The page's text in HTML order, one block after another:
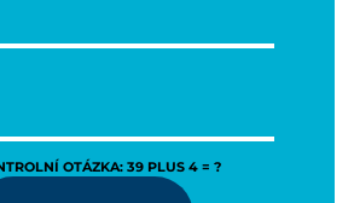
OTÁZKA: 39 PLUS 4 = ?